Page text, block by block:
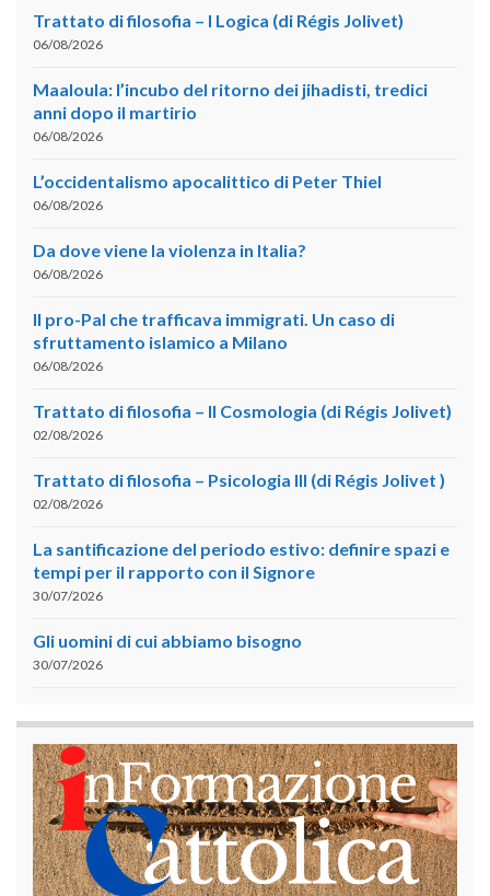
Trattato di filosofia – I Logica (di Régis Jolivet)
06/08/2026
Maaloula: l’incubo del ritorno dei jihadisti, tredici
anni dopo il martirio
06/08/2026
L’occidentalismo apocalittico di Peter Thiel
06/08/2026
Da dove viene la violenza in Italia?
06/08/2026
Il pro-Pal che trafficava immigrati. Un caso di
sfruttamento islamico a Milano
06/08/2026
Trattato di filosofia – II Cosmologia (di Régis Jolivet)
02/08/2026
Trattato di filosofia – Psicologia III (di Régis Jolivet )
02/08/2026
La santificazione del periodo estivo: definire spazi e
tempi per il rapporto con il Signore
30/07/2026
Gli uomini di cui abbiamo bisogno
30/07/2026